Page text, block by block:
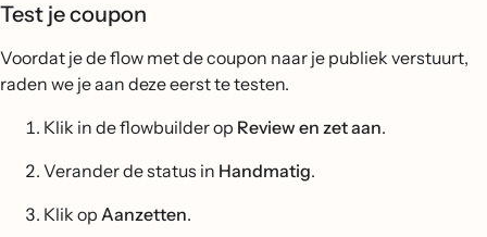
Test je coupon
Voordat je de flow met de coupon naar je publiek verstuurt,
raden we je aan deze eerst te testen.
Klik in de flowbuilder op Review en zet aan.
Verander de status in Handmatig.
Klik op Aanzetten.